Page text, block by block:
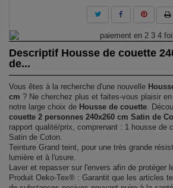
Descriptif Housse de couette
de...
Vous êtes à la recherche d'une nouvelle
cm ? Ne cherchez plus et faites-vous plaisir
notre large choix de Housse de couette.
couette 2 personnes 240x260 cm Satin de
rapport qualité/prix, comprenant : 1 housse de
Satin de Coton.
Teinture Grand teint, pour une très grande
lumière et à l'usure.
Laver et repasser sur l'envers afin de protéger
Produit Oeko-Tex® : Garantit que les articles